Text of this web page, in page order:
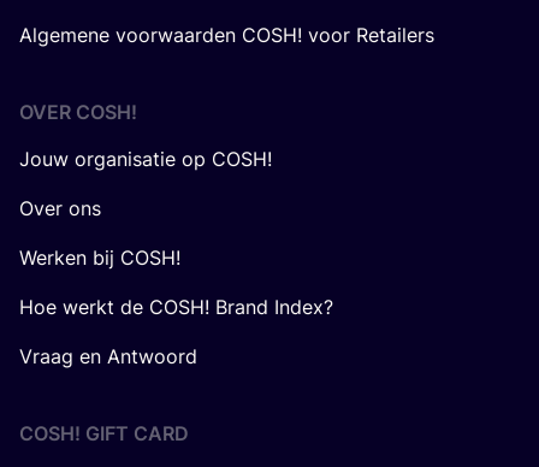
Algemene voorwaarden COSH! voor Retailers
OVER COSH!
Jouw organisatie op COSH!
Over ons
Werken bij COSH!
Hoe werkt de COSH! Brand Index?
Vraag en Antwoord
COSH! GIFT CARD